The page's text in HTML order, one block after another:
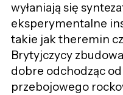
wyłaniają się
eksperymentalne
takie jak theremin
Brytyjczycy
dobre odchodząc
przebojowego